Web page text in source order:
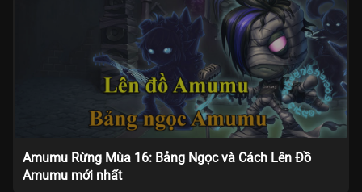
Amumu Rừng Mùa 16: Bảng Ngọc và Cách Lên Đồ
Amumu mới nhất